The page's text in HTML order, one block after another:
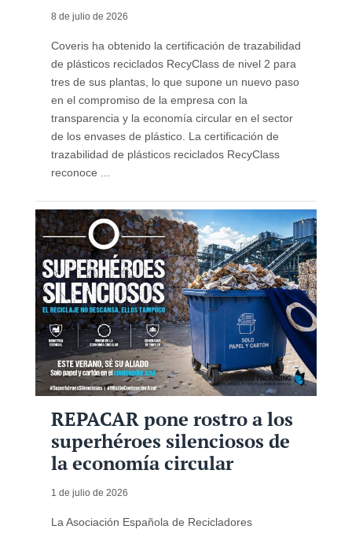
8 de julio de 2026
Coveris ha obtenido la certificación de trazabilidad
de plásticos reciclados RecyClass de nivel 2 para
tres de sus plantas, lo que supone un nuevo paso
en el compromiso de la empresa con la
transparencia y la economía circular en el sector
de los envases de plástico. La certificación de
trazabilidad de plásticos reciclados RecyClass
reconoce ...
REPACAR pone rostro a los
superhéroes silenciosos de
la economía circular
1 de julio de 2026
La Asociación Española de Recicladores